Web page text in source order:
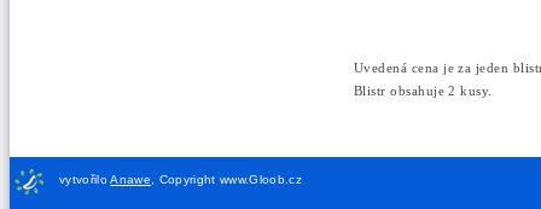
Uvedená cena je za jeden
Blistr obsahuje 2 kusy.
vytvořiloAnawe Copyright www.Gloob.cz